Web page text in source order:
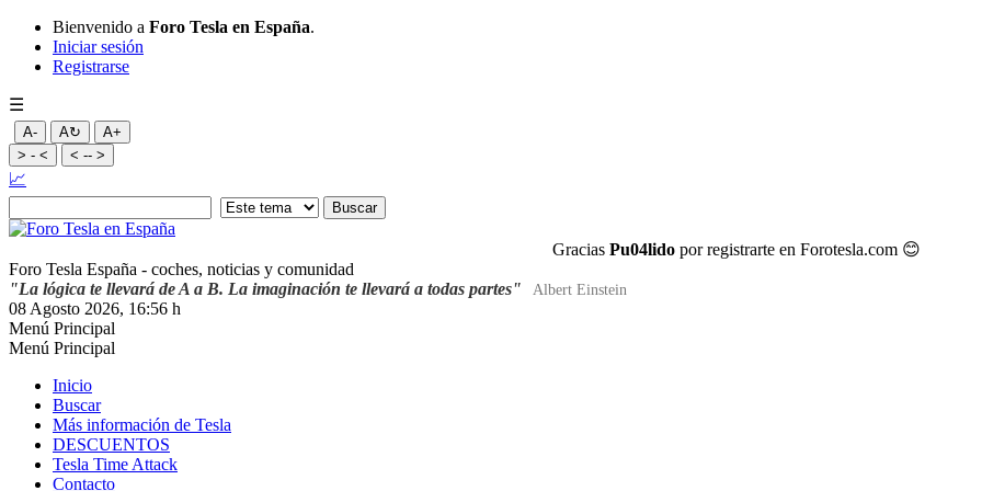
Bienvenido a Foro Tesla en España.
Iniciar sesión
Registrarse
☰
A- A↻
A+
> - <
< -- >
📈
Gracias Pu04lido por registrarte en Forotesla.com 😊
Foro Tesla España - coches, noticias y comunidad
"La lógica te llevará de A a B. La imaginación te llevará a todas partes"
Albert Einstein
08 Agosto 2026, 16:56 h
Menú Principal
Menú Principal
Inicio
Buscar
Más información de Tesla
DESCUENTOS
Tesla Time Attack
Contacto